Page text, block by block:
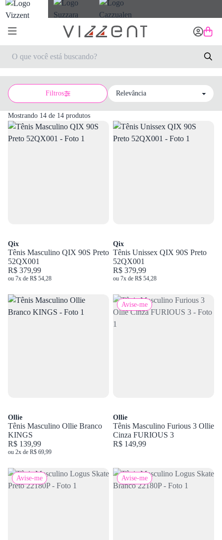
Filtros
Sort by
Mostrando 14 de 14 produtos
Qix
Tênis Masculino QIX 90S Preto
52QX001
R$ 379,99
ou 7x de R$ 54,28
Qix
Tênis Unissex QIX 90S Preto
52QX001
R$ 379,99
ou 7x de R$ 54,28
Ollie
Tênis Masculino Ollie Branco
KINGS
R$ 139,99
ou 2x de R$ 69,99
Avise-me
Ollie
Tênis Masculino Furious 3 Ollie
Cinza FURIOUS 3
R$ 149,99
Avise-me Avise-me